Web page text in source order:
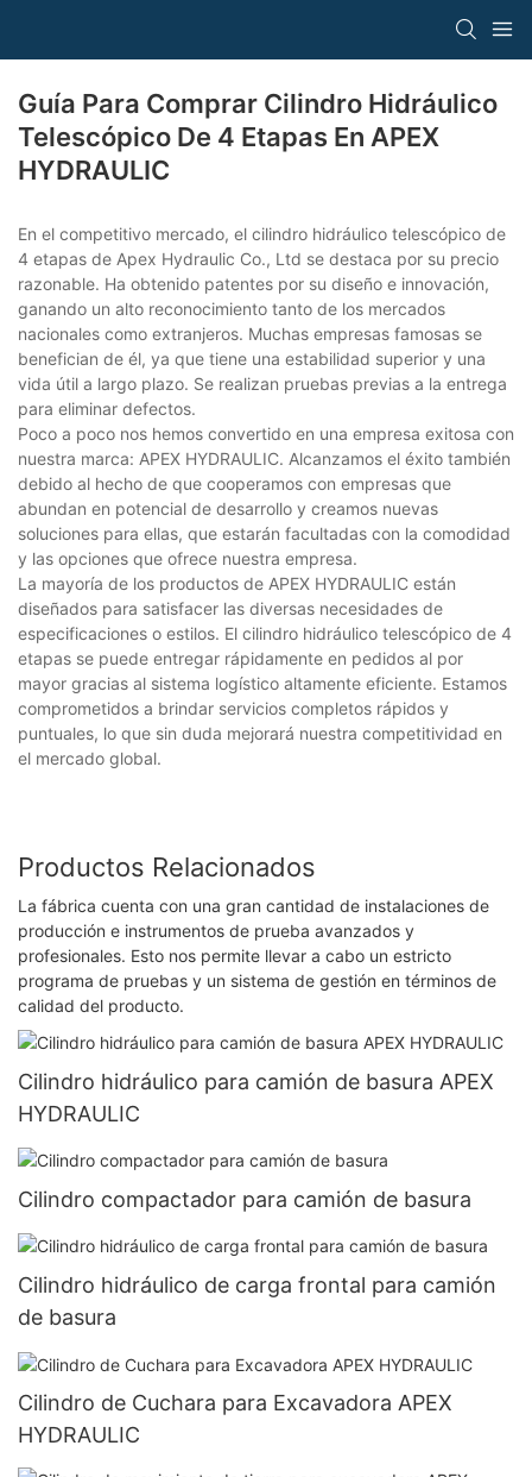
Guía Para Comprar Cilindro Hidráulico
Telescópico De 4 Etapas En APEX
HYDRAULIC
En el competitivo mercado, el cilindro hidráulico telescópico de
4 etapas de Apex Hydraulic Co., Ltd se destaca por su precio
razonable. Ha obtenido patentes por su diseño e innovación,
ganando un alto reconocimiento tanto de los mercados
nacionales como extranjeros. Muchas empresas famosas se
benefician de él, ya que tiene una estabilidad superior y una
vida útil a largo plazo. Se realizan pruebas previas a la entrega
para eliminar defectos.
Poco a poco nos hemos convertido en una empresa exitosa con
nuestra marca: APEX HYDRAULIC. Alcanzamos el éxito también
debido al hecho de que cooperamos con empresas que
abundan en potencial de desarrollo y creamos nuevas
soluciones para ellas, que estarán facultadas con la comodidad
y las opciones que ofrece nuestra empresa.
La mayoría de los productos de APEX HYDRAULIC están
diseñados para satisfacer las diversas necesidades de
especificaciones o estilos. El cilindro hidráulico telescópico de 4
etapas se puede entregar rápidamente en pedidos al por
mayor gracias al sistema logístico altamente eficiente. Estamos
comprometidos a brindar servicios completos rápidos y
puntuales, lo que sin duda mejorará nuestra competitividad en
el mercado global.
Productos Relacionados
La fábrica cuenta con una gran cantidad de instalaciones de
producción e instrumentos de prueba avanzados y
profesionales. Esto nos permite llevar a cabo un estricto
programa de pruebas y un sistema de gestión en términos de
calidad del producto.
Cilindro hidráulico para camión de basura APEX
HYDRAULIC
Cilindro compactador para camión de basura
Cilindro hidráulico de carga frontal para camión
de basura
Cilindro de Cuchara para Excavadora APEX
HYDRAULIC